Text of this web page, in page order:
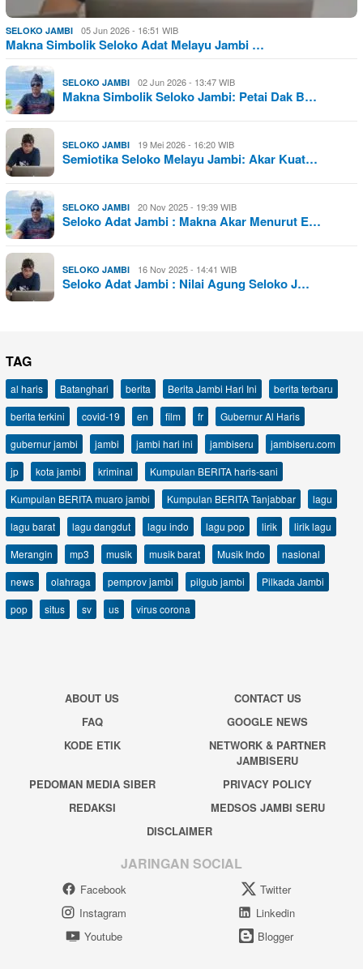
SELOKO JAMBI 05 Jun 2026 - 16:51 WIB
Makna Simbolik Seloko Adat Melayu Jambi …
SELOKO JAMBI 02 Jun 2026 - 13:47 WIB
Makna Simbolik Seloko Jambi: Petai Dak B…
SELOKO JAMBI 19 Mei 2026 - 16:20 WIB
Semiotika Seloko Melayu Jambi: Akar Kuat…
SELOKO JAMBI 20 Nov 2025 - 19:39 WIB
Seloko Adat Jambi : Makna Akar Menurut E…
SELOKO JAMBI 16 Nov 2025 - 14:41 WIB
Seloko Adat Jambi : Nilai Agung Seloko J…
TAG
al haris Batanghari berita Berita Jambi Hari Ini
berita terbaru
berita terkini
covid-19 en film fr
Gubernur Al Haris
gubernur jambi
jambi jambi hari ini jambiseru
jambiseru.com
jp
kota jambi kriminal
Kumpulan BERITA haris-sani
Kumpulan BERITA muaro jambi
Kumpulan BERITA Tanjabbar
lagu
lagu barat
lagu dangdut lagu indo lagu pop lirik
lirik lagu
Merangin
mp3 musik musik barat Musik Indo
nasional
news
olahraga pemprov jambi pilgub jambi
Pilkada Jambi
pop
situs sv us virus corona
ABOUT US
CONTACT US
FAQ
GOOGLE NEWS
KODE ETIK
NETWORK & PARTNER
JAMBISERU
PEDOMAN MEDIA SIBER
PRIVACY POLICY
REDAKSI
MEDSOS JAMBI SERU
DISCLAIMER
JARINGAN SOCIAL
Facebook
Twitter
Instagram
Linkedin
Youtube
Blogger